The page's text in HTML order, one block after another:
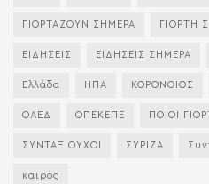
ΓΙΟΡΤΑΖΟΥΝ ΣΗΜΕΡΑ ΓΙΟΡΤΗ
ΕΙΔΗΣΕΙΣ ΕΙΔΗΣΕΙΣ ΣΗΜΕΡΑ
Ελλάδα ΗΠΑ ΚΟΡΟΝΟΙΟΣ
ΟΑΕΔ ΟΠΕΚΕΠΕ ΠΟΙΟΙ
ΣΥΝΤΑΞΙΟΥΧΟΙ ΣΥΡΙΖΑ
καιρός